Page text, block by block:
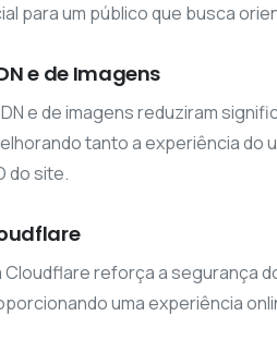
para um público que busca
e de Imagens
e de imagens reduziram
tanto a experiência do
do site.
reforça a segurança
uma experiência